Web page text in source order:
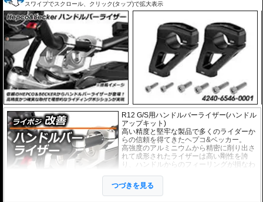
スワイプでスクロール、クリック(タップ)で拡大表示
R12 G/S用ハンドルバーライザー(ハンドル
アップキット)
高い精度と堅牢な製品で多くのライダーか
らの信頼を得てきたヘプコ&ベッカー。
高強度のアルミニウムから精密に削り出さ
れて成形されたライザーは高い剛性を誇
り、ハンドルからのフィーリングが損なわ
EUの工業製品安全規格「TÜV」を取得
し、他のヘプコの商品と同様に高い安全
性、信頼性の商品となっております。
つづきを見る